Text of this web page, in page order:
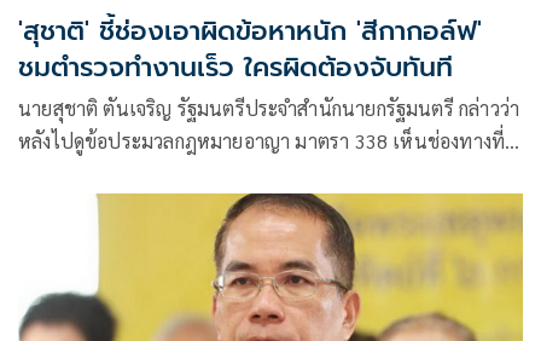
'สุชาติ' ชี้ช่องเอาผิดข้อหาหนัก 'สีกากอล์ฟ'
ชมตำรวจทำงานเร็ว ใครผิดต้องจับทันที
นายสุชาติ ตันเจริญ รัฐมนตรีประจำสำนักนายกรัฐมนตรี กล่าวว่า
หลังไปดูข้อประมวลกฎหมายอาญา มาตรา 338 เห็นช่องทางที่
มาตรา 3 กฎหมา